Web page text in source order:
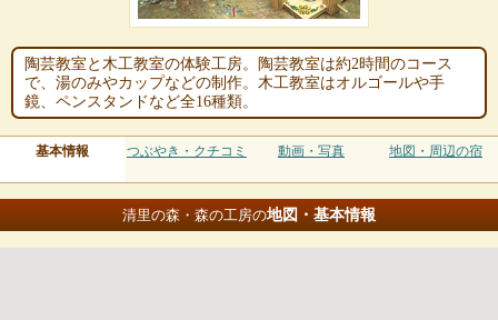
陶芸教室と木工教室の体験工房。陶芸教室は約2時間のコース
で、湯のみやカップなどの制作。木工教室はオルゴールや手
鏡、ペンスタンドなど全16種類。
基本情報 つぶやき・クチコミ 動画・写真 地図・周辺の宿
清里の森・森の工房の地図・基本情報